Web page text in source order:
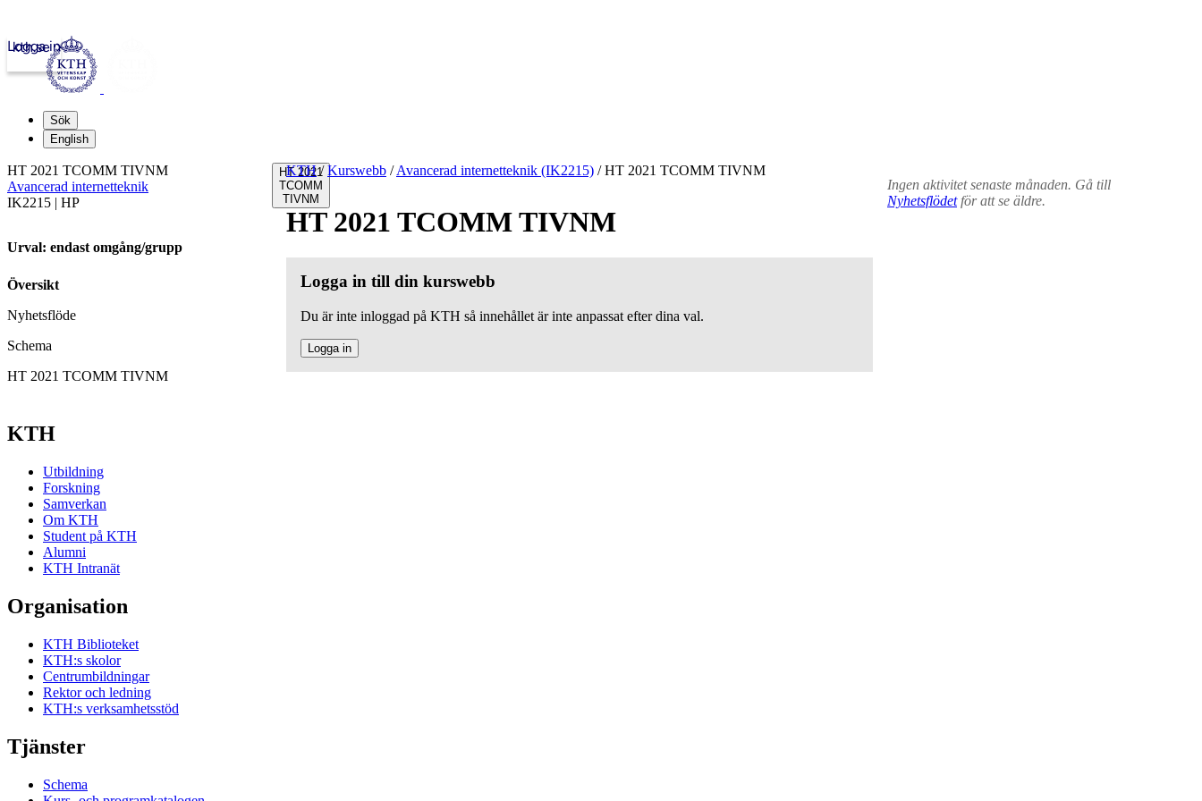
kth.se
Logga in
Sök
English
HT 2021
TCOMM
TIVNM
KTH / Kurswebb / Avancerad internetteknik (IK2215) /HT 2021 TCOMM TIVNM
HT 2021 TCOMM TIVNM
Logga in till din kurswebb
Du är inte inloggad på KTH så innehållet är inte anpassat efter dina val.
Logga in
Ingen aktivitet senaste månaden. Gå till
Nyhetsflödetför att se äldre.
HT 2021 TCOMM TIVNM
Avancerad internetteknik
IK2215 | HP
Urval: endast omgång/grupp
Översikt
Nyhetsflöde
Schema
HT 2021 TCOMM TIVNM
KTH
Utbildning
Forskning
Samverkan
Om KTH
Student på KTH
Alumni
KTH Intranät
Organisation
KTH Biblioteket
KTH:s skolor
Centrumbildningar
Rektor och ledning
KTH:s verksamhetsstöd
Tjänster
Schema